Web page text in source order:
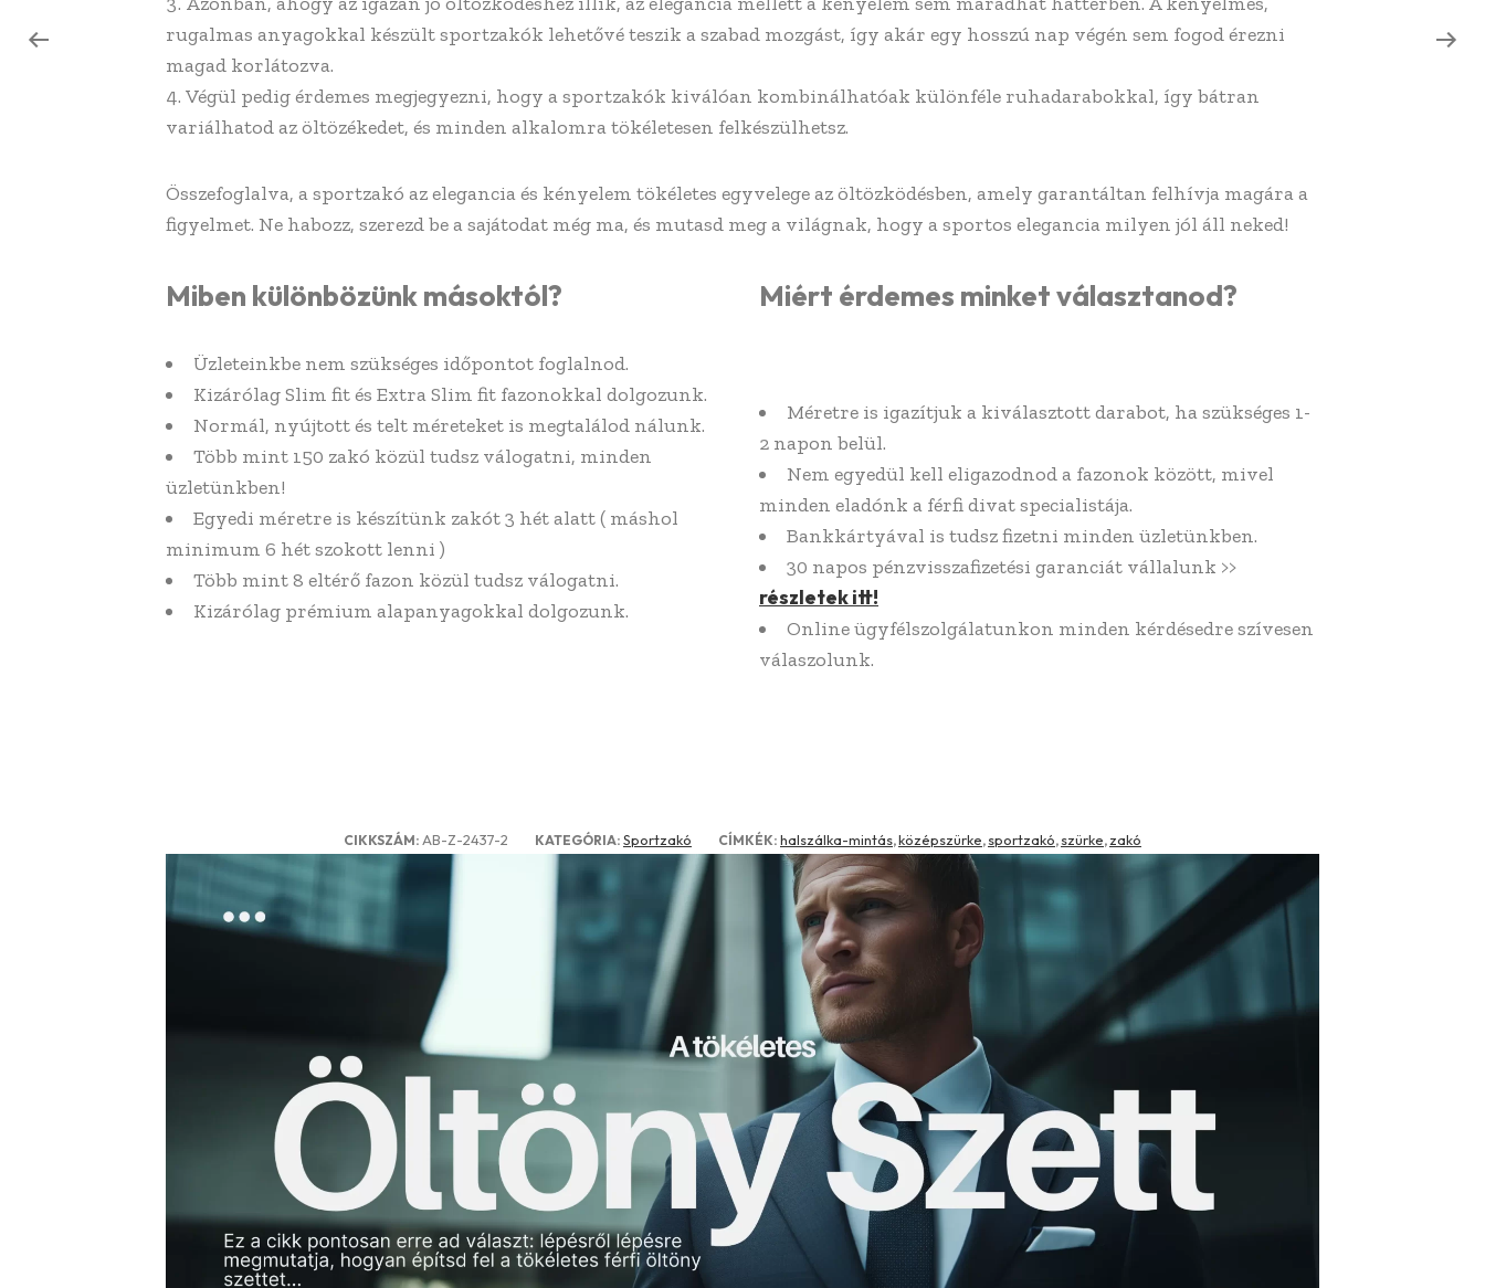
rugalmas anyagokkal készült sportzakók lehetővé teszik a szabad mozgást, így akár egy hosszú nap végén sem fogod érezni
magad korlátozva.
Végül pedig érdemes megjegyezni, hogy a sportzakók kiválóan kombinálhatóak különféle ruhadarabokkal, így bátran
variálhatod az öltözékedet, és minden alkalomra tökéletesen felkészülhetsz.
Összefoglalva, a sportzakó az elegancia és kényelem tökéletes egyvelege az öltözködésben, amely garantáltan felhívja magára a
figyelmet. Ne habozz, szerezd be a sajátodat még ma, és mutasd meg a világnak, hogy a sportos elegancia milyen jól áll neked!
Miben különbözünk másoktól?
Üzleteinkbe nem szükséges időpontot foglalnod.
Kizárólag Slim fit és Extra Slim fit fazonokkal dolgozunk.
Normál, nyújtott és telt méreteket is megtalálod nálunk.
Több mint 150 zakó közül tudsz válogatni, minden
üzletünkben!
Egyedi méretre is készítünk zakót 3 hét alatt ( máshol
minimum 6 hét szokott lenni )
Több mint 8 eltérő fazon közül tudsz válogatni.
Kizárólag prémium alapanyagokkal dolgozunk.
Miért érdemes minket választanod?
Méretre is igazítjuk a kiválasztott darabot, ha szükséges 1-
2 napon belül.
Nem egyedül kell eligazodnod a fazonok között, mivel
minden eladónk a férfi divat specialistája.
Bankkártyával is tudsz fizetni minden üzletünkben.
30 napos pénzvisszafizetési garanciát vállalunk >>
részletek itt!
Online ügyfélszolgálatunkon minden kérdésedre szívesen
válaszolunk.
CIKKSZÁM: AB-Z-2437-2 KATEGÓRIA: Sportzakó CÍMKÉK: halszálka-mintás,középszürke, sportzakó, szürke, zakó